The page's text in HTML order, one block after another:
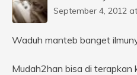
September 4, 2012
Waduh manteb banget
Mudah2han bisa di terapkan